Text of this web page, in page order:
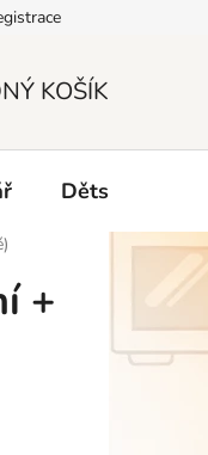
KOŠÍK
Dětské zboží
+